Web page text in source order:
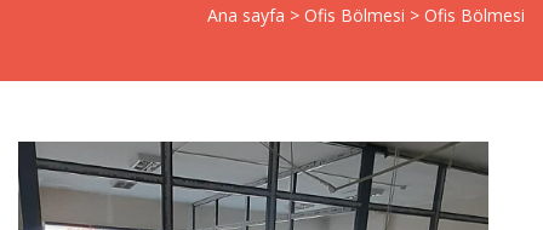
Ana sayfa > Ofis Bölmesi > Ofis Bölmesi